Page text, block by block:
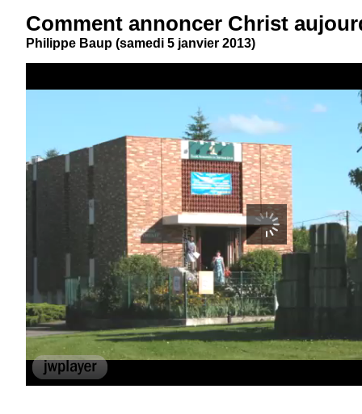
Comment annoncer Christ
Philippe Baup (samedi 5 janvier 2013)